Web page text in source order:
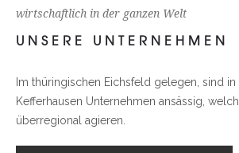
wirtschaftlich in der ganzen Welt
UNSERE UNTERNEHMEN
Im thüringischen Eichsfeld gelegen, sind
Kefferhausen Unternehmen ansässig,
überregional agieren.